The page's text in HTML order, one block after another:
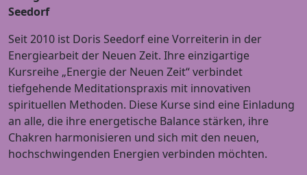
Seedorf
Seit 2010 ist Doris Seedorf eine Vorreiterin in der
Energiearbeit der Neuen Zeit. Ihre einzigartige
Kursreihe „Energie der Neuen Zeit“ verbindet
tiefgehende Meditationspraxis mit innovativen
spirituellen Methoden. Diese Kurse sind eine Einladung
an alle, die ihre energetische Balance stärken, ihre
Chakren harmonisieren und sich mit den neuen,
hochschwingenden Energien verbinden möchten.